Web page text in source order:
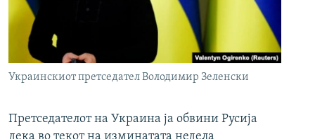
Украинскиот претседател Володимир Зеленски
Претседателот на Украина ја обвини Русија